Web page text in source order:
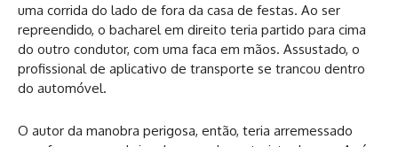
uma corrida do lado de fora da casa de festas. Ao ser
repreendido, o bacharel em direito teria partido para cima
do outro condutor, com uma faca em mãos. Assustado, o
profissional de aplicativo de transporte se trancou dentro
do automóvel.
O autor da manobra perigosa, então, teria arremessado